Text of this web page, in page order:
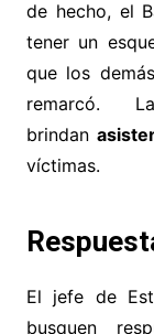
de hecho, el
tener un
que los
remarcó.
brindan
víctimas.
El jefe de
busquen